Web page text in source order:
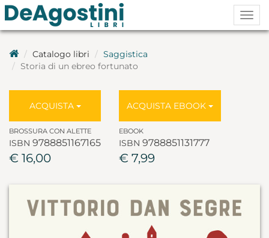
Catalogo libri
Saggistica
Storia di un ebreo fortunato
ACQUISTA
BROSSURA CON ALETTE
ISBN 9788851167165
€ 16,00
ACQUISTA EBOOK
EBOOK
ISBN 9788851131777
€ 7,99